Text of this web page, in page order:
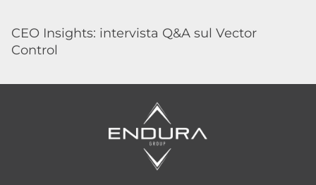
CEO Insights: intervista Q&A sul Vector
Control